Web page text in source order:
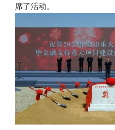
席了活动。